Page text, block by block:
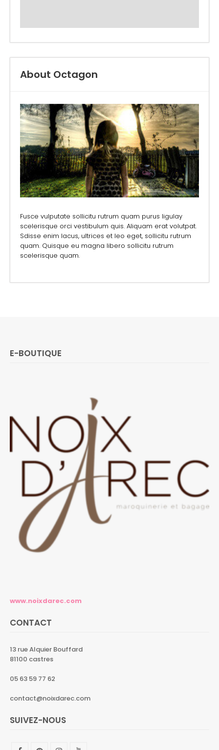
About Octagon
Fusce vulputate sollicitu rutrum quam purus ligulay
scelerisque orci vestibulum quis. Aliquam erat volutpat.
Sdisse enim lacus, ultrices et leo eget, sollicitu rutrum
quam. Quisque eu magna libero sollicitu rutrum
scelerisque quam.
E-BOUTIQUE
www.noixdarec.com
CONTACT
13 rue Alquier Bouffard
81100 castres
05 63 59 77 62
contact@noixdarec.com
SUIVEZ-NOUS